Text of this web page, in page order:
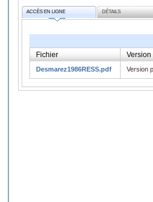
ACCÈS EN LIGNE DÉTAILS
Fichier Version
Desmarez1986RESS.pdf Version